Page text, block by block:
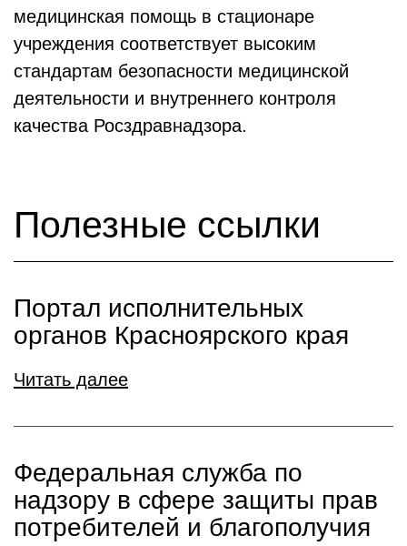
медицинская помощь в стационаре
учреждения соответствует высоким
стандартам безопасности медицинской
деятельности и внутреннего контроля
качества Росздравнадзора.
Полезные ссылки
Портал исполнительных
органов Красноярского края
Читать далее
Федеральная служба по
надзору в сфере защиты прав
потребителей и благополучия